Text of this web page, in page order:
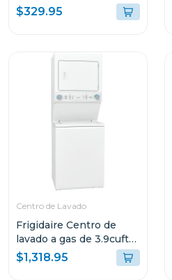
$329.95
Centro de Lavado
Frigidaire Centro de
lavado a gas de 3.9cuft
(lavadora) 5.6cuft
(secadora) flcg7522
$1,318.95